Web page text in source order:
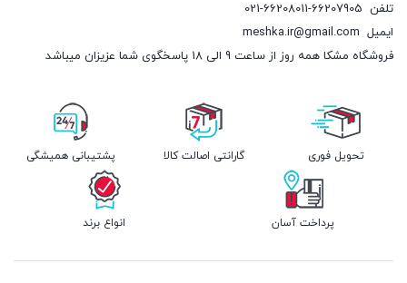
تلفن 021-66208011-66207905
ایمیل meshka.ir@gmail.com
فروشگاه مشکا همه روز از ساعت 9 الی 18 پاسخگوی شما عزیزان میباشد
تحویل فوری گارانتی اصالت کالا پشتیبانی همیشگی
پرداخت آسان انواع برند